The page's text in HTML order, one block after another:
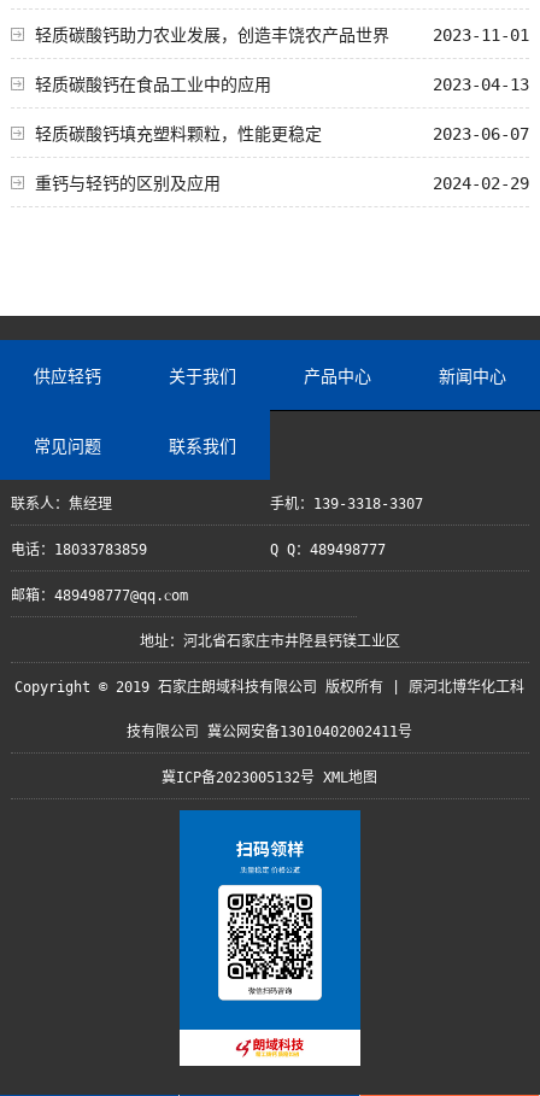
2023-11-01
轻质碳酸钙助力农业发展，创造丰饶农产品世界
2023-04-13
轻质碳酸钙在食品工业中的应用
2023-06-07
轻质碳酸钙填充塑料颗粒，性能更稳定
2024-02-29
重钙与轻钙的区别及应用
供应轻钙 关于我们 产品中心 新闻中心
常见问题 联系我们
联系人：焦经理 手机：139-3318-3307
电话：18033783859 Q Q：489498777
邮箱：489498777@qq.com
地址：河北省石家庄市井陉县钙镁工业区
Copyright © 2019 石家庄朗域科技有限公司 版权所有 | 原河北博华化工科
技有限公司 冀公网安备13010402002411号
冀ICP备2023005132号 XML地图